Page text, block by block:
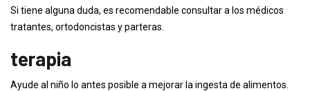
Si tiene alguna duda, es recomendable consultar a los médicos
tratantes, ortodoncistas y parteras.
terapia
Ayude al niño lo antes posible a mejorar la ingesta de alimentos.